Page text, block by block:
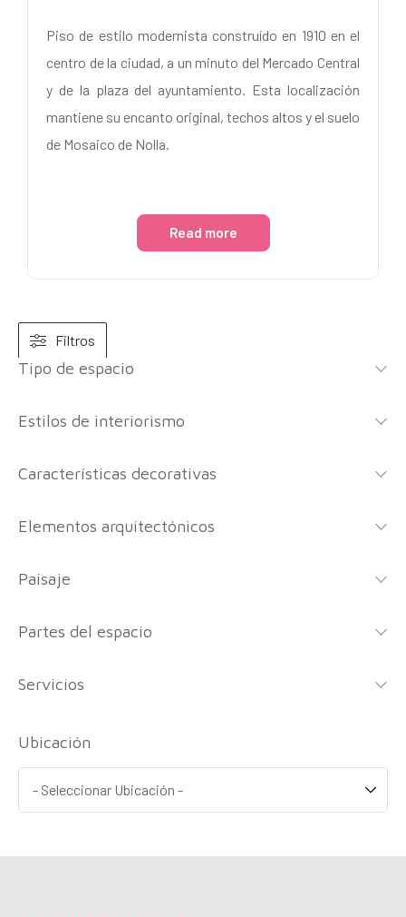
Piso de estilo modernista construído en 1910 en el
centro de la ciudad, a un minuto del Mercado Central
y de la plaza del ayuntamiento.
Esta localización
mantiene su encanto original, techos altos y el suelo
de Mosaico de Nolla.
Read more
Filtros
Tipo de espacio
Estilos de interiorismo
Características decorativas
Elementos arquitectónicos
Paisaje
Partes del espacio
Servicios
Ubicación